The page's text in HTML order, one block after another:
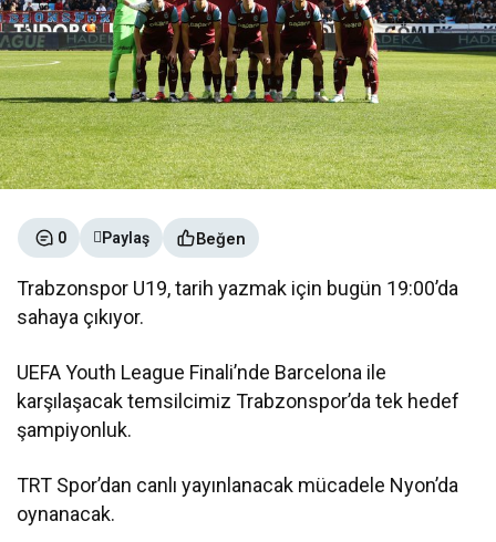
0 Paylaş Beğen
Trabzonspor U19, tarih yazmak için bugün 19:00’da
sahaya çıkıyor.
UEFA Youth League Finali’nde Barcelona ile
karşılaşacak temsilcimiz Trabzonspor’da tek hedef
şampiyonluk.
TRT Spor’dan canlı yayınlanacak mücadele Nyon’da
oynanacak.